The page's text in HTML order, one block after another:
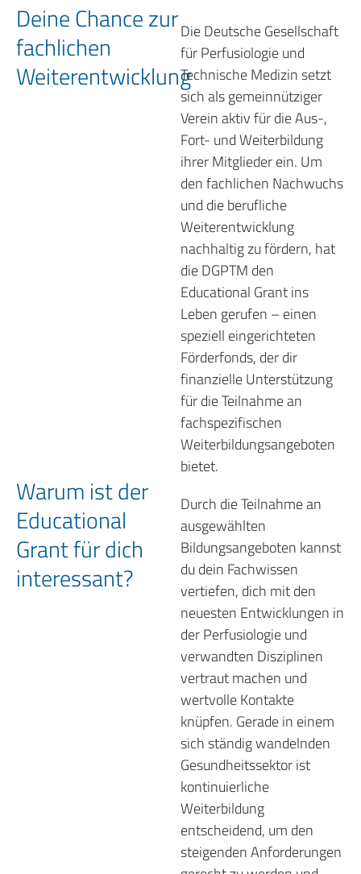
Deine Chance zur
fachlichen
Weiterentwicklung
Die Deutsche Gesellschaft
für Perfusiologie und
Technische Medizin setzt
sich als gemeinnütziger
Verein aktiv für die Aus-,
Fort- und Weiterbildung
ihrer Mitglieder ein. Um
den fachlichen Nachwuchs
und die berufliche
Weiterentwicklung
nachhaltig zu fördern, hat
die DGPTM den
Educational Grant ins
Leben gerufen – einen
speziell eingerichteten
Förderfonds, der dir
finanzielle Unterstützung
für die Teilnahme an
fachspezifischen
Weiterbildungsangeboten
bietet.
Warum ist der
Educational
Grant für dich
interessant?
Durch die Teilnahme an
ausgewählten
Bildungsangeboten kannst
du dein Fachwissen
vertiefen, dich mit den
neuesten Entwicklungen in
der Perfusiologie und
verwandten Disziplinen
vertraut machen und
wertvolle Kontakte
knüpfen. Gerade in einem
sich ständig wandelnden
Gesundheitssektor ist
kontinuierliche
Weiterbildung
entscheidend, um den
steigenden Anforderungen